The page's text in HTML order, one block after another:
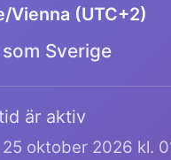
Vienna (UTC+2)
Sverige
är aktiv
oktober 2026 kl.